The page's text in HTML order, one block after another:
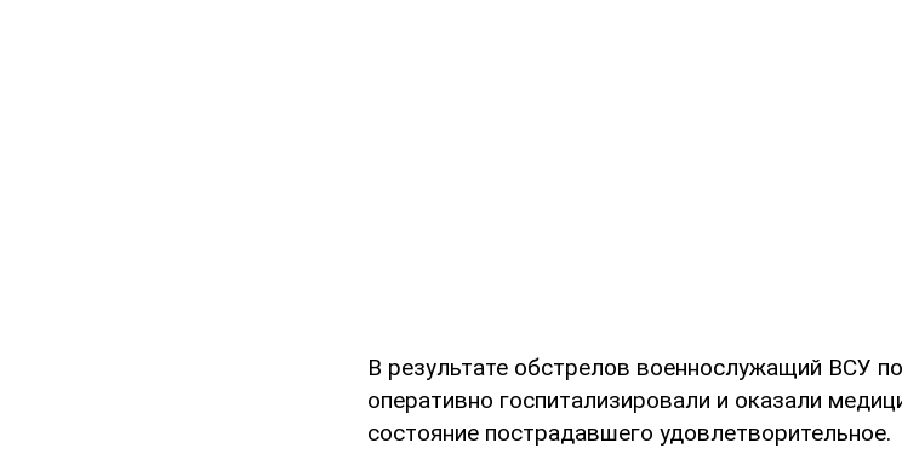
В результате обстрелов военнослужащий ВСУ
оперативно госпитализировали и оказали
состояние пострадавшего удовлетворительное.